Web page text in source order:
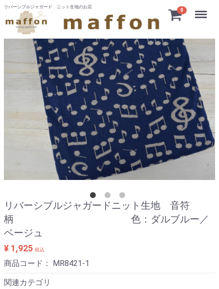
リバーシブルジャガード ニット生地のお店
0 Menu
リバーシブルジャガードニット生地 音符
柄 色：ダルブルー／
ベージュ
¥ 1,925 税込
商品コード： MR8421-1
関連カテゴリ